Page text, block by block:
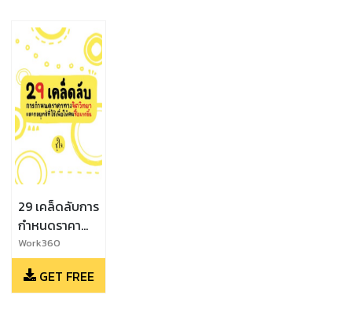
29 เคล็ดลับการ
กำหนดราคา
ทางจิตวิทยา
Work360
GET FREE